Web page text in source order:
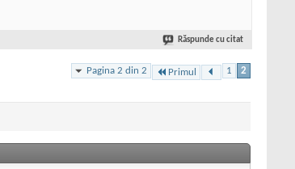
Răspunde cu citat
Pagina 2 din 2 Primul 1 2